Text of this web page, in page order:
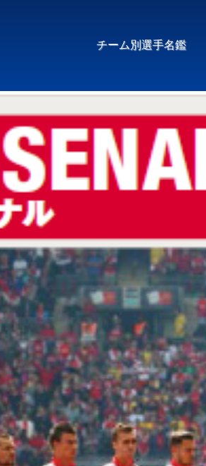
チーム別選手名鑑